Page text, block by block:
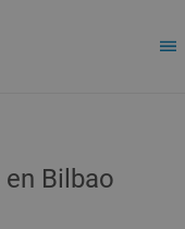
en Bilbao